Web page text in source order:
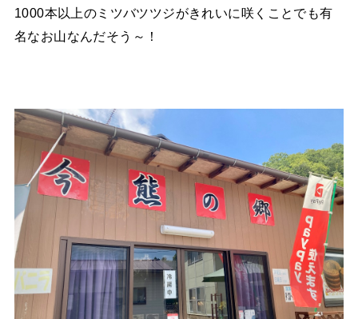
1000本以上のミツバツツジがきれいに咲くことでも有
名なお山なんだそう～！